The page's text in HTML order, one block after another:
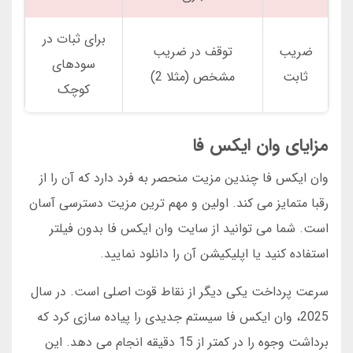
ضریب
ثابت
توقف در ضریب
مشخص (مثلا 2)
برای ثبات در
سودهای
کوچک
مزایای وان ایکس فا
وان ایکس فا چندین مزیت منحصر به فرد دارد که آن را از
رقبا متمایز می کند. اولین و مهم ترین مزیت دسترسی آسان
است. شما می توانید از سایت وان ایکس فا بدون فیلتر
استفاده کنید یا اپلیکیشن آن را دانلود نمایید.
سرعت پرداخت یکی دیگر از نقاط قوت اصلی است. در سال
2025، وان ایکس فا سیستم جدیدی را پیاده سازی کرد که
برداشت وجوه را در کمتر از 15 دقیقه انجام می دهد. این